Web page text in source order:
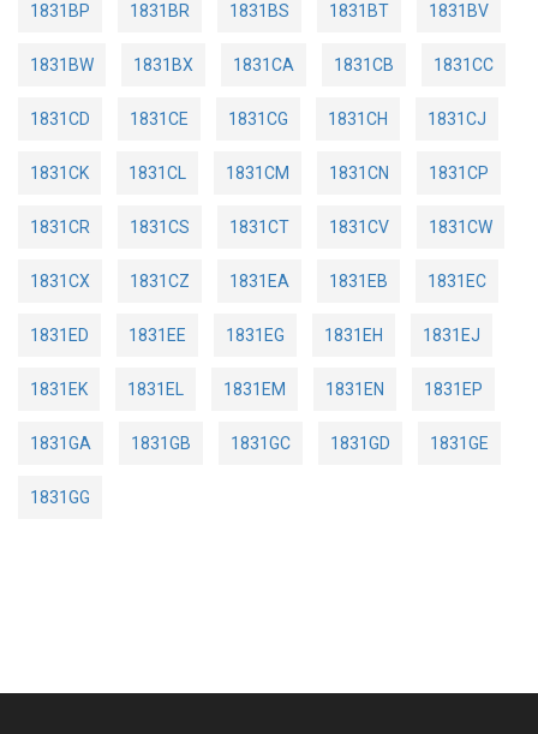
1831BP 1831BR 1831BS 1831BT 1831BV
1831BW 1831BX 1831CA 1831CB 1831CC
1831CD 1831CE 1831CG 1831CH 1831CJ
1831CK 1831CL 1831CM 1831CN 1831CP
1831CR 1831CS 1831CT 1831CV 1831CW
1831CX 1831CZ 1831EA 1831EB 1831EC
1831ED 1831EE 1831EG 1831EH 1831EJ
1831EK 1831EL 1831EM 1831EN 1831EP
1831GA 1831GB 1831GC 1831GD 1831GE
1831GG